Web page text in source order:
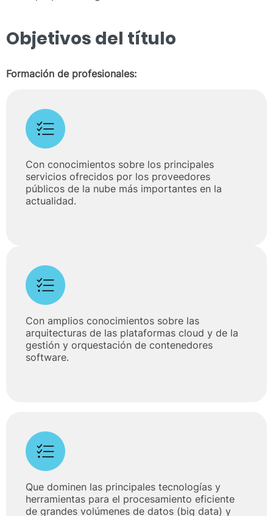
Objetivos del título
Formación de profesionales:
Con conocimientos sobre los principales
servicios ofrecidos por los proveedores
públicos de la nube más importantes en la
actualidad.
Con amplios conocimientos sobre las
arquitecturas de las plataformas cloud y de la
gestión y orquestación de contenedores
software.
Que dominen las principales tecnologías y
herramientas para el procesamiento eficiente
de grandes volúmenes de datos (big data) y